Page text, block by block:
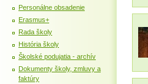
Personálne obsadenie
Erasmus+
Rada školy
História školy
Školské podujatia - archív
Dokumenty školy, zmluvy a
faktúry